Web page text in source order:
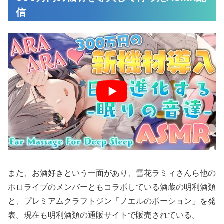
信
また、お酒好きという一面があり、雪花ラミィさんら他の
ホロライブのメンバーともコラボしている酒蔵の明利酒類
と、プレミアムクラフトジン「ノエルのポーション」を発
表。現在も明利酒類の通販サイトで販売されている。